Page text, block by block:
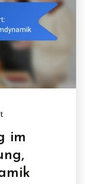
im